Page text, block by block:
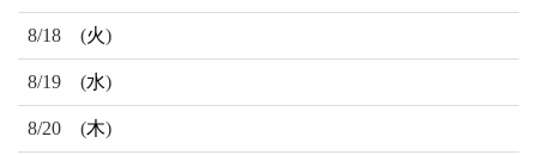
8/18 (火)
8/19 (水)
8/20 (木)